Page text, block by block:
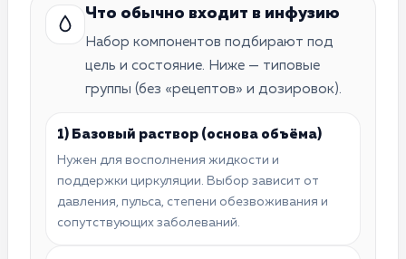
Что обычно входит в инфузию
Набор компонентов подбирают под
цель и состояние. Ниже — типовые
группы (без «рецептов» и дозировок).
1) Базовый раствор (основа объёма)
Нужен для восполнения жидкости и
поддержки циркуляции. Выбор зависит от
давления, пульса, степени обезвоживания и
сопутствующих заболеваний.